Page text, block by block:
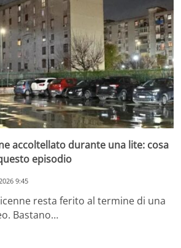
accoltellato durante una lite: cosa
episodio
9:45
resta ferito al termine di una
Bastano…